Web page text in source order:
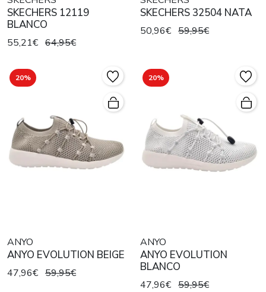
SKECHERS 12119
BLANCO
55,21€ 64,95€
SKECHERS 32504 NATA
50,96€ 59,95€
20%
ANYO
ANYO EVOLUTION BEIGE
47,96€ 59,95€
20%
ANYO
ANYO EVOLUTION
BLANCO
47,96€ 59,95€